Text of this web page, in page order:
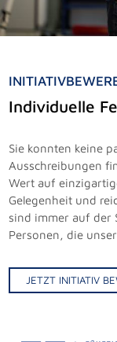
Individuelle
Sie konnten keine
Ausschreibungen
Wert auf
Gelegenheit und
sind immer auf der
Personen, die
JETZT INITIATIV